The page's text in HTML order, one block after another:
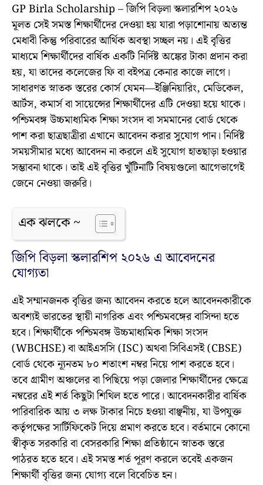
GP Birla Scholarship – জিপি বিড়লা স্কলারশিপ ২০২৬
মূলত সেই সমস্ত শিক্ষার্থীদের দেওয়া হয় যারা পড়াশোনায় অত্যন্ত
মেধাবী কিন্তু পরিবারের আর্থিক অবস্থা সচ্ছল নয়। এই বৃত্তির
মাধ্যমে শিক্ষার্থীদের বার্ষিক একটি নির্দিষ্ট অঙ্কের টাকা প্রদান করা
হয়, যা তাদের কলেজের ফি বা বইপত্র কেনার কাজে লাগে।
সাধারণত স্নাতক স্তরের কোর্স যেমন—ইঞ্জিনিয়ারিং, মেডিকেল,
আর্টস, কমার্স বা সায়েন্সের শিক্ষার্থীদের এটি দেওয়া হয়ে থাকে।
পশ্চিমবঙ্গ উচ্চমাধ্যমিক শিক্ষা সংসদ বা সমমানের বোর্ড থেকে
পাশ করা ছাত্রছাত্রীরা এখানে আবেদন করার সুযোগ পান। নির্দিষ্ট
সময়সীমার মধ্যে আবেদন না করলে এই সুযোগ হাতছাড়া হওয়ার
সম্ভাবনা থাকে। তাই এই বৃত্তির খুঁটিনাটি বিষয়গুলো আগেভাগেই
জেনে নেওয়া জরুরি।
এক ঝলকে ~
জিপি বিড়লা স্কলারশিপ ২০২৬ এ আবেদনের
যোগ্যতা
এই সম্মানজনক বৃত্তির জন্য আবেদন করতে হলে আবেদনকারীকে
অবশ্যই ভারতের স্থায়ী নাগরিক এবং পশ্চিমবঙ্গের বাসিন্দা হতে
হবে। শিক্ষার্থীকে পশ্চিমবঙ্গ উচ্চমাধ্যমিক শিক্ষা সংসদ
(WBCHSE) বা আইএসসি (ISC) অথবা সিবিএসই (CBSE)
বোর্ড থেকে ন্যূনতম ৮০ শতাংশ নম্বর নিয়ে পাশ করতে হবে।
তবে গ্রামীণ অঞ্চলের বা পিছিয়ে পড়া জেলার শিক্ষার্থীদের ক্ষেত্রে
নম্বরের এই শর্ত কিছুটা শিথিল হতে পারে। আবেদনকারীর বার্ষিক
পারিবারিক আয় ৩ লক্ষ টাকার নিচে হওয়া বাঞ্ছনীয়, যা উপযুক্ত
কর্তৃপক্ষের সার্টিফিকেট দিয়ে প্রমাণ করতে হবে। বর্তমানে কোনো
স্বীকৃত সরকারি বা বেসরকারি শিক্ষা প্রতিষ্ঠানে স্নাতক স্তরে
পাঠরত হতে হবে। এই সমস্ত শর্ত পূরণ করলে তবেই একজন
শিক্ষার্থী বৃত্তির জন্য যোগ্য বলে বিবেচিত হন।